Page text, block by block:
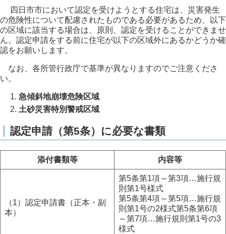
四日市市において認定を受けようとする住宅は、災害発生
の危険性について配慮されたものである必要があるため、以下
の区域に該当する場合は、原則、認定を受けることができませ
ん。認定申請をする前に住宅が以下の区域外にあるかどうか確
認をお願いします。
なお、各所管行政庁で基準が異なりますのでご注意くださ
い。
急傾斜地崩壊危険区域
土砂災害特別警戒区域
認定申請（第5条）に必要な書類
添付書類等 内容等
（1）認定申請書（正本・副
本）
第5条第1項～第3項…施行規
則第1号様式
第5条第4項～第5項…施行規
則第1号の2様式第5条第6項
～第7項…施行規則第1号の3
様式